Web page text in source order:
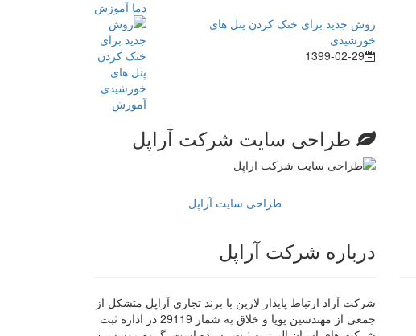
روش جدید برای خنک کردن پنل های
خورشیدی
1399-02-29
طراحی سایت شرکت آراپل
طراحی سایت آراپل
درباره شرکت آراپل
شرکت آراد ارتباط پایدار لارین با برند تجاری آراپل متشکل از
جمعی از مهندسین پویا و خلاق به شمار 29119 در اداره ثبت